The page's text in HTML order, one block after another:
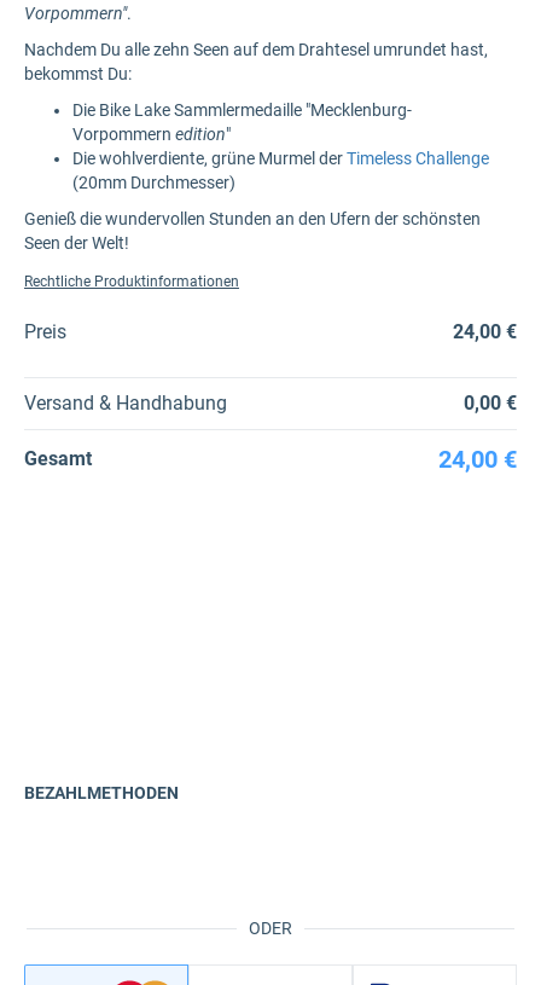
Vorpommern".
Nachdem Du alle zehn Seen auf dem Drahtesel umrundet hast,
bekommst Du:
Die Bike Lake Sammlermedaille "Mecklenburg-
Vorpommern edition"
Die wohlverdiente, grüne Murmel derTimeless Challenge
(20mm Durchmesser)
Genieß die wundervollen Stunden an den Ufern der schönsten
Seen der Welt!
Rechtliche Produktinformationen
Preis 24,00 €
Versand & Handhabung 0,00 €
Gesamt 24,00 €
ODER
BEZAHLMETHODEN